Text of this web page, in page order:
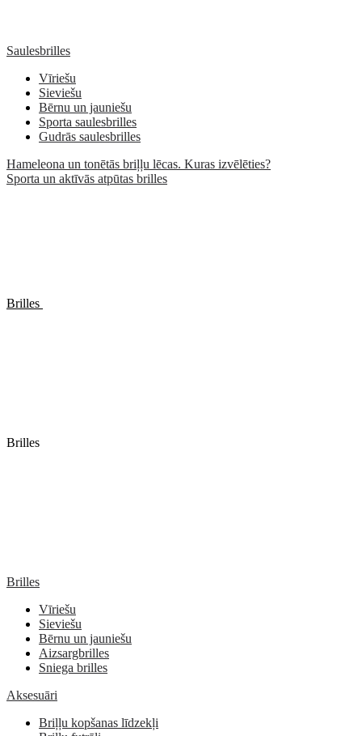
Saulesbrilles
Vīriešu
Sieviešu
Bērnu un jauniešu
Sporta saulesbrilles
Gudrās saulesbrilles
Hameleona un tonētās briļļu lēcas. Kuras izvēlēties?
Sporta un aktīvās atpūtas brilles
Brilles
Brilles
Brilles
Vīriešu
Sieviešu
Bērnu un jauniešu
Aizsargbrilles
Sniega brilles
Aksesuāri
Briļļu kopšanas līdzekļi